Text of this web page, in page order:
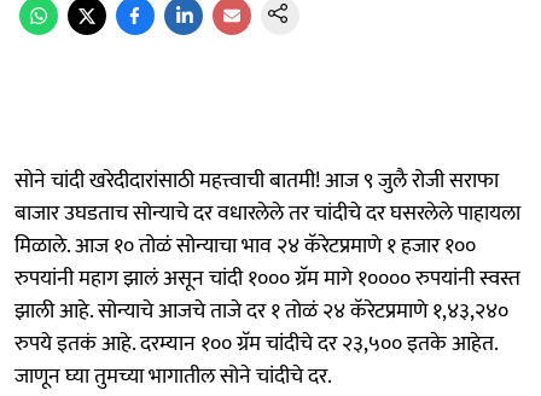
सोने चांदी खरेदीदारांसाठी महत्त्वाची बातमी! आज ९ जुलै रोजी सराफा
बाजार उघडताच सोन्याचे दर वधारलेले तर चांदीचे दर घसरलेले पाहायला
मिळाले. आज १० तोळं सोन्याचा भाव २४ कॅरेटप्रमाणे १ हजार १००
रुपयांनी महाग झालं असून चांदी १००० ग्रॅम मागे १०००० रुपयांनी स्वस्त
झाली आहे. सोन्याचे आजचे ताजे दर १ तोळं २४ कॅरेटप्रमाणे १,४३,२४०
रुपये इतकं आहे. दरम्यान १०० ग्रॅम चांदीचे दर २३,५०० इतके आहेत.
जाणून घ्या तुमच्या भागातील सोने चांदीचे दर.